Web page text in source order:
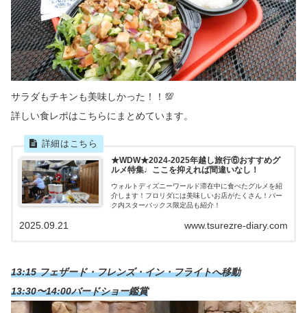
サラダもチキンも美味しかった！！💯
詳しい食レポはこちらにまとめています。
★WDW★2024-2025年越し旅行⑥おすすめグ
ルメ特集♩ここを抑えれば間違いなし！
ウォルトディズニーワールド滞在中に食べたグルメを紹
介します！フロリダには美味しいお店がたくさん！パー
ク内スターバックス限定品も紹介！
www.tsurezre-diary.com
2025.09.21
13:15 フェザード・フレンズ・イン・フライトへ移動
13:30〜14:00バードショー鑑賞